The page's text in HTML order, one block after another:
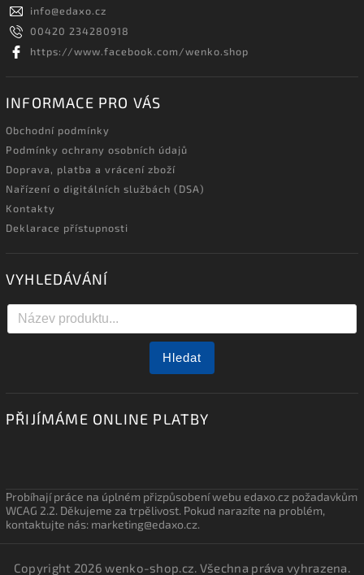
info@edaxo.cz
00420 234280918
https://www.facebook.com/wenko.shop
INFORMACE PRO VÁS
Obchodní podmínky
Podmínky ochrany osobních údajů
Doprava, platba a vrácení zboží
Nařízení o digitálních službách (DSA)
Kontakty
Deklarace přístupnosti
VYHLEDÁVÁNÍ
Hledat
PŘIJÍMÁME ONLINE PLATBY
Probíhají práce na úplném přizpůsobení webu edaxo.cz požadavkům
WCAG 2.2. Děkujeme za trpělivost. Pokud narazíte na problém,
kontaktujte nás: marketing@edaxo.cz.
Copyright 2026wenko-shop.cz. Všechna práva vyhrazena.